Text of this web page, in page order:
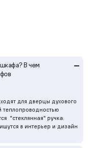
В чем
–
для дверцы духового
теплопроводностью
"стеклянная" ручка.
в интерьер и дизайн